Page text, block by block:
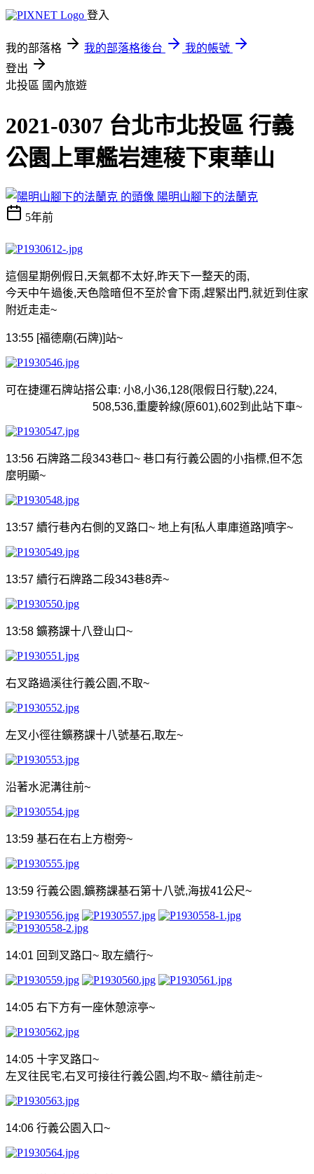
登入
我的部落格 我的部落格後台
我的帳號
登出
北投區 國內旅遊
2021-0307 台北市北投區 行義
公園上軍艦岩連稜下東華山
陽明山腳下的法蘭克
5年前
這個星期例假日 ,天氣都不太好,昨天下一整天的雨,
今天中午過後,天色陰暗但不至於會下雨,趕緊出門,就近到住家
附近走走~
13:55 [福德廟(石牌)]站~
可在捷運石牌站搭公車: 小8,小36,128(限假日行駛),224,
508,536,重慶幹線(原601),602到此站下車~
13:56 石牌路二段343巷口~ 巷口有行義公園的小指標,但不怎
麼明顯~
13:57 續行巷內右側的叉路口~ 地上有[私人車庫道路]噴字~
13:57 續行石牌路二段343巷8弄~
13:58 鑛務課十八登山口~
右叉路過溪往行義公園 ,不取~
左叉小徑往鑛務課十八號基石,取左~
沿著水泥溝往前~
13:59 基石在右上方樹旁~
13:59 行義公園 ,鑛務課基石第十八號,海拔41公尺~
14:01 回到叉路口~ 取左續行~
14:05 右下方有一座休憩涼亭~
14:05 十字叉路口~
左叉往民宅,右叉可接往行義公園 ,均不取~ 續往前走~
14:06 行義公園入口~